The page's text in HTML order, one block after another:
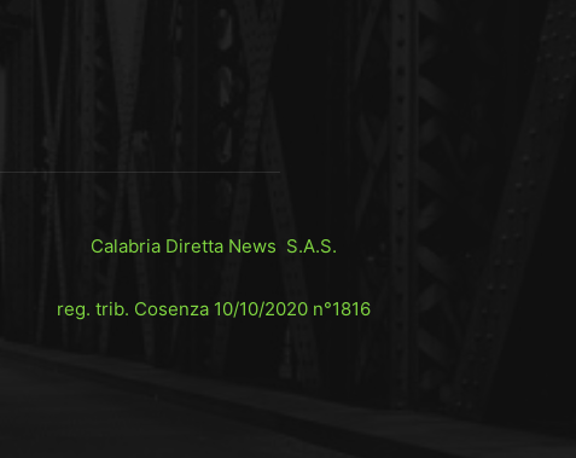
Calabria Diretta News S.A.S.
reg. trib. Cosenza 10/10/2020 n°1816